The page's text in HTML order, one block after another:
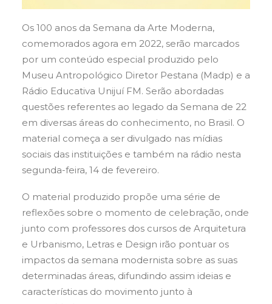
Os 100 anos da Semana da Arte Moderna,
comemorados agora em 2022, serão marcados
por um conteúdo especial produzido pelo
Museu Antropológico Diretor Pestana (Madp) e a
Rádio Educativa Unijuí FM. Serão abordadas
questões referentes ao legado da Semana de 22
em diversas áreas do conhecimento, no Brasil. O
material começa a ser divulgado nas mídias
sociais das instituições e também na rádio nesta
segunda-feira, 14 de fevereiro.
O material produzido propõe uma série de
reflexões sobre o momento de celebração, onde
junto com professores dos cursos de Arquitetura
e Urbanismo, Letras e Design irão pontuar os
impactos da semana modernista sobre as suas
determinadas áreas, difundindo assim ideias e
características do movimento junto à